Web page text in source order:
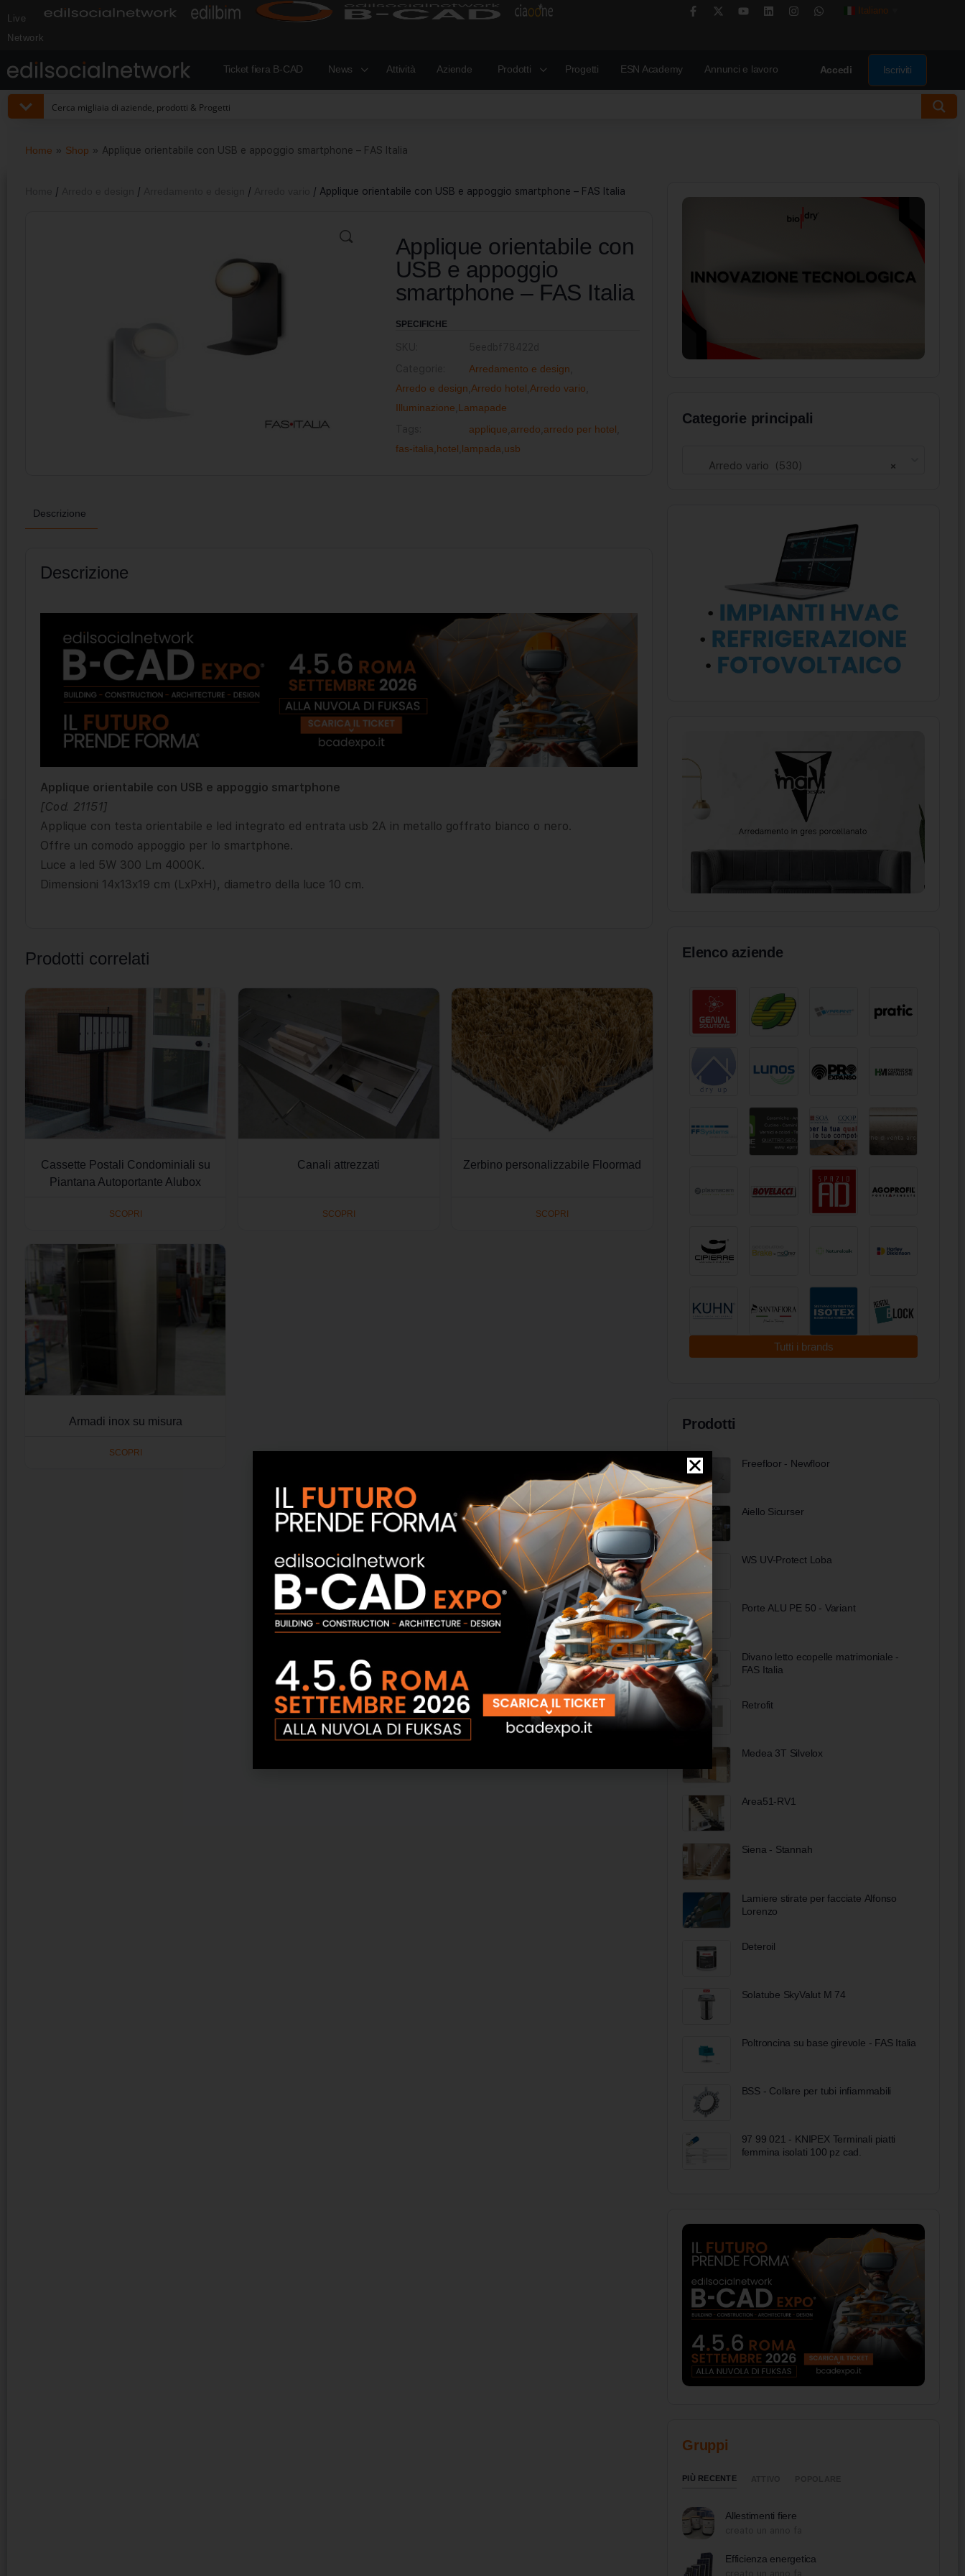
Live
Network
Italiano
Ticket fiera B-CAD News Attività Aziende Prodotti Progetti ESN Academy Annunci e lavoro Accedi Iscriviti
Home » Shop » Applique orientabile con USB e appoggio smartphone – FAS Italia
/ / / / Applique orientabile con USB e appoggio smartphone – FAS Italia
Applique orientabile con
USB e appoggio
smartphone – FAS Italia
SPECIFICHE
Arredamento e design
Arredo e design Arredo hotel Arredo vario
Illuminazione Lamapade
applique arredo arredo per hotel
fas-italia hotel lampada usb
Descrizione
Descrizione
Applique orientabile con USB e appoggio smartphone
[Cod. 21151]
Applique con testa orienta­bile e led integrato ed entrata usb 2A in metallo goffrato bianco o nero.
Offre un comodo appoggio per lo smartphone.
Luce a led 5W 300 Lm 4000K.
Dimensioni 14x13x19 cm (LxPxH), diametro della luce 10 cm.
Prodotti correlati
Cassette Postali Condominiali su
Piantana Autoportante Alubox
SCOPRI
Canali attrezzati
SCOPRI
Zerbino personalizzabile Floormad
SCOPRI
Armadi inox su misura
SCOPRI
Categorie principali
×
Arredo vario (530)
Elenco aziende
Tutti i brands
Prodotti
Freefloor - Newfloor
Aiello Sicurser
WS UV-Protect Loba
Porte ALU PE 50 - Variant
Divano letto ecopelle matrimoniale -
FAS Italia
Retrofit
Medea 3T Silvelox
Area51-RV1
Siena - Stannah
Lamiere stirate per facciate Alfonso
Lorenzo
Deteroil
Solatube SkyValut M 74
Poltroncina su base girevole - FAS Italia
BSS - Collare per tubi infiammabili
97 99 021 - KNIPEX Terminali piatti
femmina isolati 100 pz cad.
Gruppi
PIÙ RECENTE
Allestimenti fiere
Efficienza energetica